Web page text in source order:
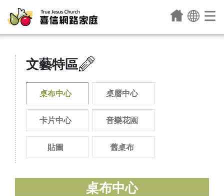
文藝特區
桌布中心 桌曆中心
卡片中心 音樂花園
貼圖 舊桌布
桌布中心